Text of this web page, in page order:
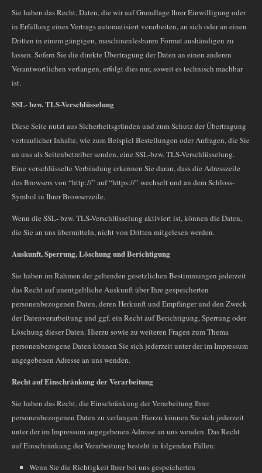
Sie haben das Recht, Daten, die wir auf Grundlage Ihrer Einwilligung oder
in Erfüllung eines Vertrags automatisiert verarbeiten, an sich oder an einen
Dritten in einem gängigen, maschinenlesbaren Format aushändigen zu
lassen. Sofern Sie die direkte Übertragung der Daten an einen anderen
Verantwortlichen verlangen, erfolgt dies nur, soweit es technisch machbar
ist.
SSL- bzw. TLS-Verschlüsselung
Diese Seite nutzt aus Sicherheitsgründen und zum Schutz der Übertragung
vertraulicher Inhalte, wie zum Beispiel Bestellungen oder Anfragen, die Sie
an uns als Seitenbetreiber senden, eine SSL-bzw. TLS-Verschlüsselung.
Eine verschlüsselte Verbindung erkennen Sie daran, dass die Adresszeile
des Browsers von “http://” auf “https://” wechselt und an dem Schloss-
Symbol in Ihrer Browserzeile.
Wenn die SSL- bzw. TLS-Verschlüsselung aktiviert ist, können die Daten,
die Sie an uns übermitteln, nicht von Dritten mitgelesen werden.
Auskunft, Sperrung, Löschung und Berichtigung
Sie haben im Rahmen der geltenden gesetzlichen Bestimmungen jederzeit
das Recht auf unentgeltliche Auskunft über Ihre gespeicherten
personenbezogenen Daten, deren Herkunft und Empfänger und den Zweck
der Datenverarbeitung und ggf. ein Recht auf Berichtigung, Sperrung oder
Löschung dieser Daten. Hierzu sowie zu weiteren Fragen zum Thema
personenbezogene Daten können Sie sich jederzeit unter der im Impressum
angegebenen Adresse an uns wenden.
Recht auf Einschränkung der Verarbeitung
Sie haben das Recht, die Einschränkung der Verarbeitung Ihrer
personenbezogenen Daten zu verlangen. Hierzu können Sie sich jederzeit
unter der im Impressum angegebenen Adresse an uns wenden. Das Recht
auf Einschränkung der Verarbeitung besteht in folgenden Fällen:
Wenn Sie die Richtigkeit Ihrer bei uns gespeicherten